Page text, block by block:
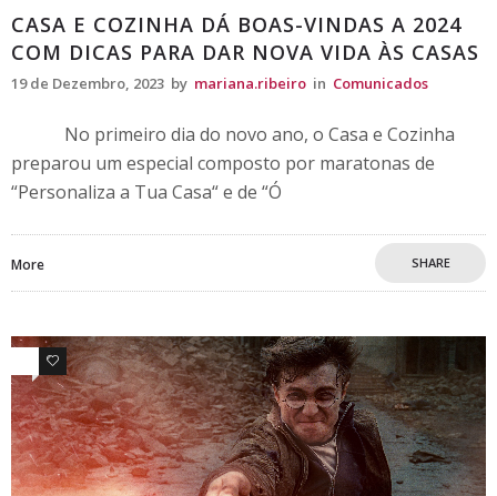
CASA E COZINHA DÁ BOAS-VINDAS A 2024
COM DICAS PARA DAR NOVA VIDA ÀS CASAS
19 de Dezembro, 2023 by mariana.ribeiro in Comunicados
No primeiro dia do novo ano, o Casa e Cozinha
preparou um especial composto por maratonas de
“Personaliza a Tua Casa“ e de “Ó
More SHARE
0